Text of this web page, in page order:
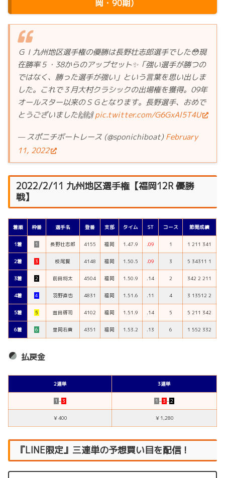
岡・90期)
ＧⅠ九州地区選手権の優勝は長野壮志郎選手でした😳現
在勝率５・38からのアップセット✨「強い選手が勝つの
ではなく、勝った選手が強い」という言葉を思い出しま
した。これで３月大村クラシックの出場権を獲得。09年
オールスター以来のＳＧとなります。長野選手、おめで
とうございました🙌🙌pic.twitter.com/G6GxAl5T4U
— スポニチボートレース (@sponichiboat)February
11, 2022
2022/2/11 九州地区選手権【福岡12R 優勝
戦】
着順 枠番 選手名 登番 支部 タイム ST コース 節間成績
1着 １ 長野壮志郎 4155 福岡 1.47.9 .09 1 1 211 341
2着 ３ 枝尾賢 4148 福岡 1.50.5 .09 3 5 34311 1
3着 ２ 前田将太 4504 福岡 1.50.9 .14 2 342 2 211
4着 ４ 羽野直也 4831 福岡 1.51.6 .11 4 3 13512 2
5着 ５ 益田啓司 4102 福岡 1.51.9 .14 5 5 211 342
6着 ６ 里岡右貴 4351 福岡 1.53.2 .13 6 1 552 332
払戻金
2連単 3連単
１ –３ １ –３ –２
￥400 ￥1,280
『LINE限定』三連単の予想買い目を配信！